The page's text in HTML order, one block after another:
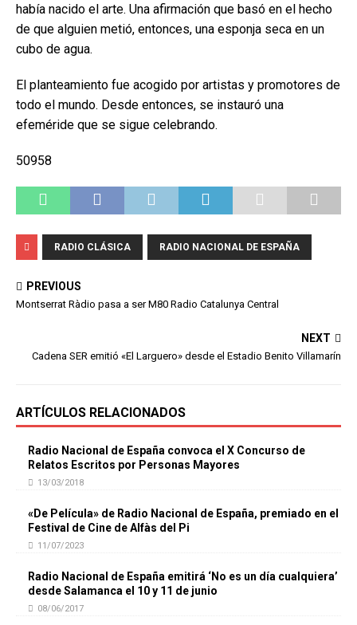
había nacido el arte. Una afirmación que basó en el hecho
de que alguien metió, entonces, una esponja seca en un
cubo de agua.
El planteamiento fue acogido por artistas y promotores de
todo el mundo. Desde entonces, se instauró una
efeméride que se sigue celebrando.
50958
RADIO CLÁSICA RADIO NACIONAL DE ESPAÑA
PREVIOUS
Montserrat Ràdio pasa a ser M80 Radio Catalunya Central
NEXT
Cadena SER emitió «El Larguero» desde el Estadio Benito Villamarín
ARTÍCULOS RELACIONADOS
Radio Nacional de España convoca el X Concurso de
Relatos Escritos por Personas Mayores
13/03/2018
«De Película» de Radio Nacional de España, premiado en el
Festival de Cine de Alfàs del Pi
11/07/2023
Radio Nacional de España emitirá ‘No es un día cualquiera’
desde Salamanca el 10 y 11 de junio
08/06/2017